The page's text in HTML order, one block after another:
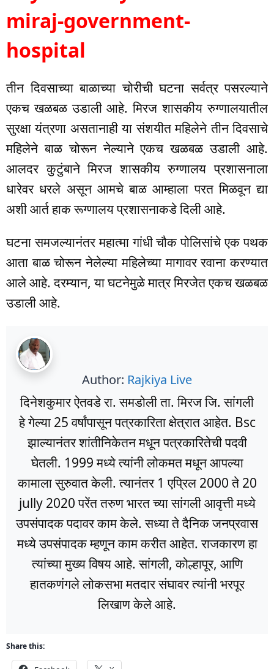
miraj-government-
hospital
तीन दिवसाच्या बाळाच्या चोरीची घटना सर्वत्र पसरल्याने
एकच खळबळ उडाली आहे. मिरज शासकीय रुग्णालयातील
सुरक्षा यंत्रणा असतानाही या संशयीत महिलेने तीन दिवसाचे
महिलेने बाळ चोरून नेल्याने एकच खळबळ उडाली आहे.
आलदर कुटुंबाने मिरज शासकीय रुग्णालय प्रशासनाला
धारेवर धरले असून आमचे बाळ आम्हाला परत मिळवून द्या
अशी आर्त हाक रूग्णालय प्रशासनाकडे दिली आहे.
घटना समजल्यानंतर महात्मा गांधी चौक पोलिसांचे एक पथक
आता बाळ चोरून नेलेल्या महिलेच्या मागावर रवाना करण्यात
आले आहे. दरम्यान, या घटनेमुळे मात्र मिरजेत एकच खळबळ
उडाली आहे.
Author: Rajkiya Live
दिनेशकुमार ऐतवडे रा. समडोली ता. मिरज जि. सांगली
हे गेल्या 25 वर्षांपासून पत्रकारिता क्षेत्रात आहेत. Bsc
झाल्यानंतर शांतीनिकेतन मधून पत्रकारितेची पदवी
घेतली. 1999 मध्ये त्यांनी लोकमत मधून आपल्या
कामाला सुरुवात केली. त्यानंतर 1 एप्रिल 2000 ते 20
jully 2020 परेंत तरुण भारत च्या सांगली आवृत्ती मध्ये
उपसंपादक पदावर काम केले. सध्या ते दैनिक जनप्रवास
मध्ये उपसंपादक म्हणून काम करीत आहेत. राजकारण हा
त्यांच्या मुख्य विषय आहे. सांगली, कोल्हापूर, आणि
हातकणंगले लोकसभा मतदार संघावर त्यांनी भरपूर
लिखाण केले आहे.
Share this: